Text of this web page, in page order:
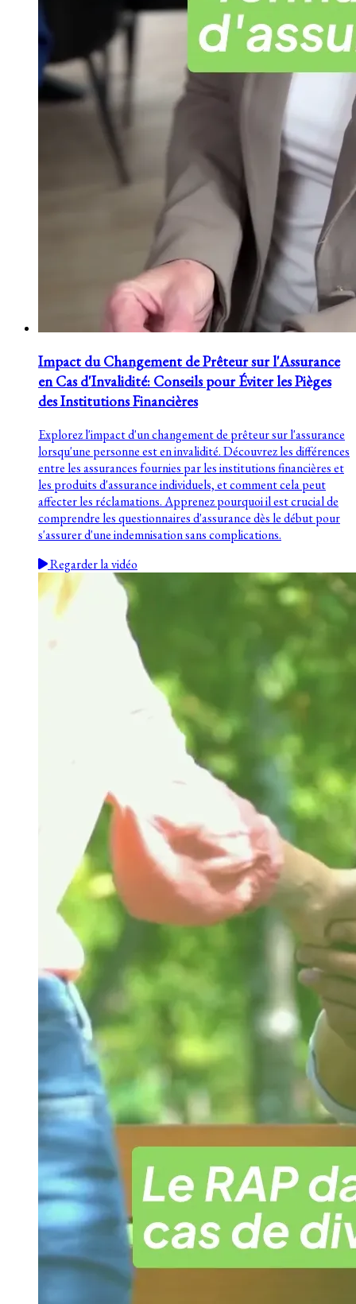
Impact du Changement de Prêteur sur l'Assurance
en Cas d'Invalidité: Conseils pour Éviter les Pièges
des Institutions Financières
Explorez l'impact d'un changement de prêteur sur l'assurance
lorsqu'une personne est en invalidité. Découvrez les différences
entre les assurances fournies par les institutions financières et
les produits d'assurance individuels, et comment cela peut
affecter les réclamations. Apprenez pourquoi il est crucial de
comprendre les questionnaires d'assurance dès le début pour
s'assurer d'une indemnisation sans complications.
Regarder la vidéo